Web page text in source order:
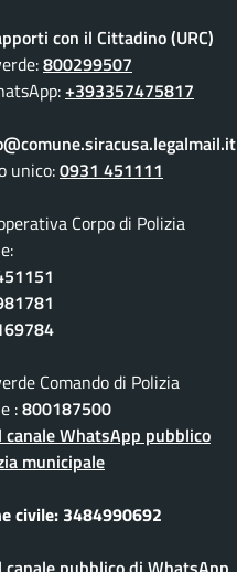
con il Cittadino (URC)
800299507
+393357475817
unico:0931 451111
Corpo di Polizia
Comando di Polizia
:800187500
WhatsApp pubblico
municipale
civile: 3484990692